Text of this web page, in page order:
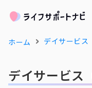
ホーム デイサービス
デイサービス